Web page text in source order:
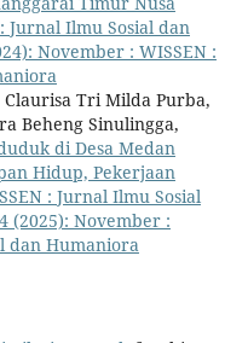
Jurnal Ilmu Sosial dan
November : WISSEN :
Tri Milda Purba,
Beheng Sinulingga,
di Desa Medan
Hidup, Pekerjaan
: Jurnal Ilmu Sosial
(2025): November :
dan Humaniora